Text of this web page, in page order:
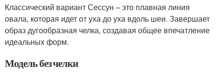
Классический вариант Сессун – это плавная линия
овала, которая идет от уха до уха вдоль шеи. Завершает
образ дугообразная челка, создавая общее впечатление
идеальных форм.
Модель без челки